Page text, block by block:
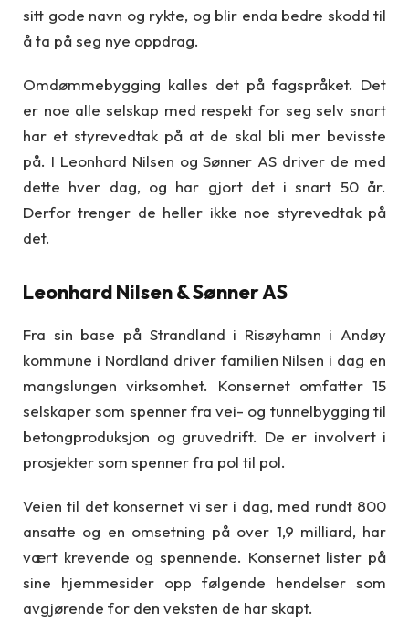
sitt gode navn og rykte, og blir enda bedre skodd til
å ta på seg nye oppdrag.
Omdømmebygging kalles det på fagspråket. Det
er noe alle selskap med respekt for seg selv snart
har et styrevedtak på at de skal bli mer bevisste
på. I Leonhard Nilsen og Sønner AS driver de med
dette hver dag, og har gjort det i snart 50 år.
Derfor trenger de heller ikke noe styrevedtak på
det.
Leonhard Nilsen & Sønner AS
Fra sin base på Strandland i Risøyhamn i Andøy
kommune i Nordland driver familien Nilsen i dag en
mangslungen virksomhet. Konsernet omfatter 15
selskaper som spenner fra vei- og tunnelbygging til
betongproduksjon og gruvedrift. De er involvert i
prosjekter som spenner fra pol til pol.
Veien til det konsernet vi ser i dag, med rundt 800
ansatte og en omsetning på over 1,9 milliard, har
vært krevende og spennende. Konsernet lister på
sine hjemmesider opp følgende hendelser som
avgjørende for den veksten de har skapt.